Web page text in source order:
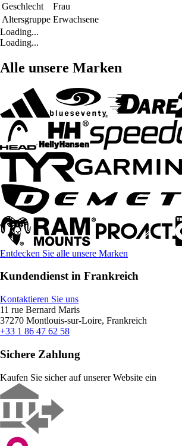
Geschlecht
Frau
Altersgruppe Erwachsene
Loading...
Loading...
Alle unsere Marken
Entdecken Sie alle unsere Marken
Kundendienst in Frankreich
Kontaktieren Sie uns
11 rue Bernard Maris
37270 Montlouis-sur-Loire, Frankreich
+33 1 86 47 62 58
Sichere Zahlung
Kaufen Sie sicher auf unserer Website ein